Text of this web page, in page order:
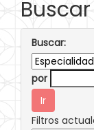
Buscar
Buscar:
por
Filtros